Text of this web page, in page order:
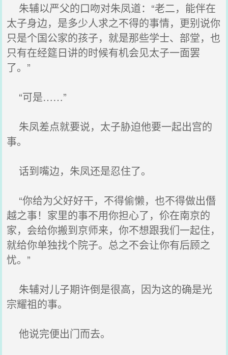
朱辅以严父的口吻对朱凤道：“老二，能伴在
太子身边，是多少人求之不得的事情，更别说你
只是个国公家的孩子，就是那些学士、部堂，也
只有在经筵日讲的时候有机会见太子一面罢
了。”
“可是……”
朱凤差点就要说，太子胁迫他要一起出宫的
事。
话到嘴边，朱凤还是忍住了。
“你给为父好好干，不得偷懒，也不得做出僭
越之事！家里的事不用你担心了，伱在南京的
家，会给你搬到京师来，你不想跟我们一起住，
就给你单独找个院子。总之不会让你有后顾之
忧。”
朱辅对儿子期许倒是很高，因为这的确是光
宗耀祖的事。
他说完便出门而去。